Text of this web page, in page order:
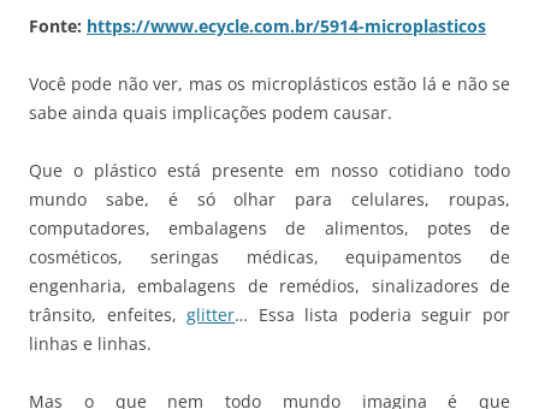
Fonte: https://www.ecycle.com.br/5914-microplasticos
Você pode não ver, mas os microplásticos estão lá e não se
sabe ainda quais implicações podem causar.
Que o plástico está presente em nosso cotidiano todo
mundo sabe, é só olhar para celulares, roupas,
computadores, embalagens de alimentos, potes de
cosméticos, seringas médicas, equipamentos de
engenharia, embalagens de remédios, sinalizadores de
trânsito, enfeites,glitter… Essa lista poderia seguir por
linhas e linhas.
Mas o que nem todo mundo imagina é que